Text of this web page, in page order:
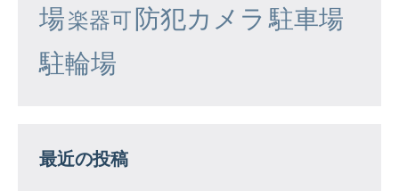
場楽器可防犯カメラ 駐車場
駐輪場
最近の投稿